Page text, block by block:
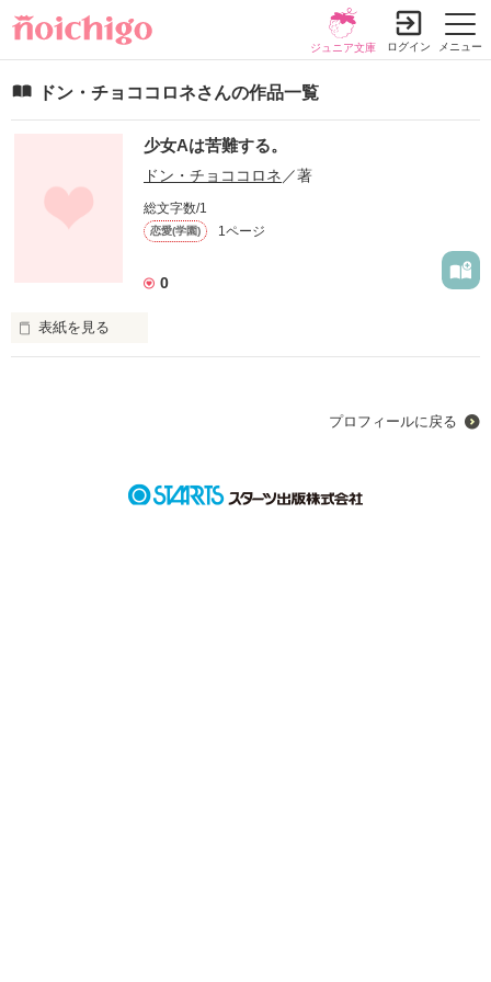
メニュー
ジュニア文庫 ログイン
ドン・チョココロネさんの作品一覧
少女Aは苦難する。
ドン・チョココロネ ／著
総文字数/1
恋愛(学園) 1ページ
0
表紙を見る
プロフィールに戻る